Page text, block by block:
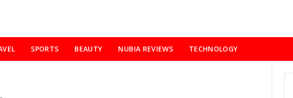
SPORTS BEAUTY NUBIA REVIEWS TECHNOLOGY